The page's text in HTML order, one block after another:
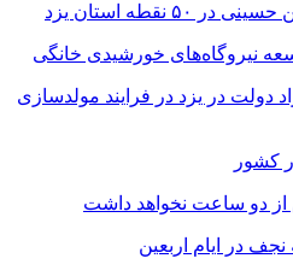
نقطه استان یزد
نیروگاه‌های خورشیدی خانگی
دولت در یزد در فرایند مولدسازی
کشور
دو ساعت نخواهد داشت
نجف در ایام اربعین